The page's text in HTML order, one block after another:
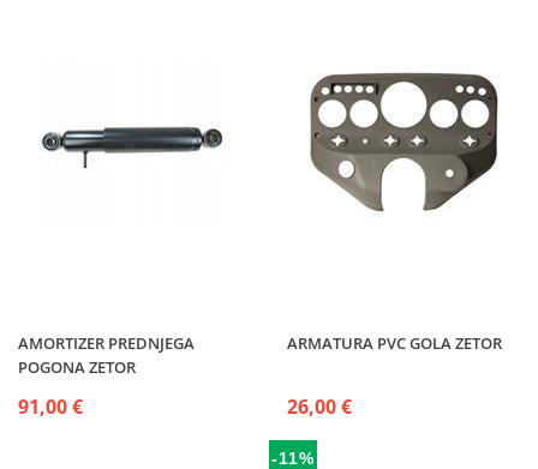
AMORTIZER PREDNJEGA
POGONA ZETOR
91,00 €
ARMATURA PVC GOLA ZETOR
26,00 €
-11%